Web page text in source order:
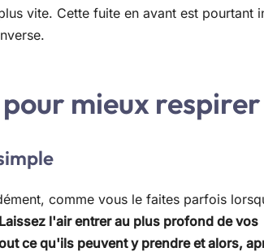
vite. Cette fuite en avant est pourtant
mieux respirer
comme vous le faites parfois
Laissez l'air entrer au plus profond de vos
ce qu'ils peuvent y prendre et alors,